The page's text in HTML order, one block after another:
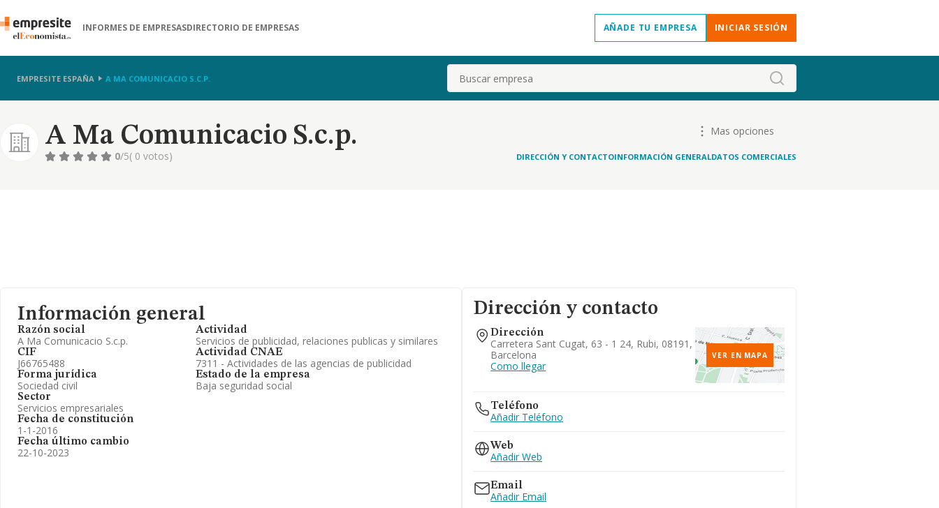
INFORMES DE EMPRESASDIRECTORIO DE EMPRESAS AÑADE TU EMPRESA INICIAR SESIÓN
EMPRESITE ESPAÑA A MA COMUNICACIO S.C.P. Buscar
A Ma Comunicacio S.c.p.
Mas opciones
0/5( 0 votos) DIRECCIÓN Y CONTACTOINFORMACIÓN GENERALDATOS COMERCIALES
Información general
Razón social
A Ma Comunicacio S.c.p.
CIF
J66765488
Forma jurídica
Sociedad civil
Sector
Servicios empresariales
Fecha de constitución
1-1-2016
Fecha último cambio
22-10-2023
Actividad
Servicios de publicidad, relaciones publicas y similares
Actividad CNAE
7311 - Actividades de las agencias de publicidad
Estado de la empresa
Baja seguridad social
Dirección y contacto
Dirección
Carretera Sant Cugat, 63 - 1 24, Rubi, 08191,
Barcelona
Como llegar
VER EN MAPA
Teléfono
Añadir Teléfono
Web
Añadir Web
Email
Añadir Email